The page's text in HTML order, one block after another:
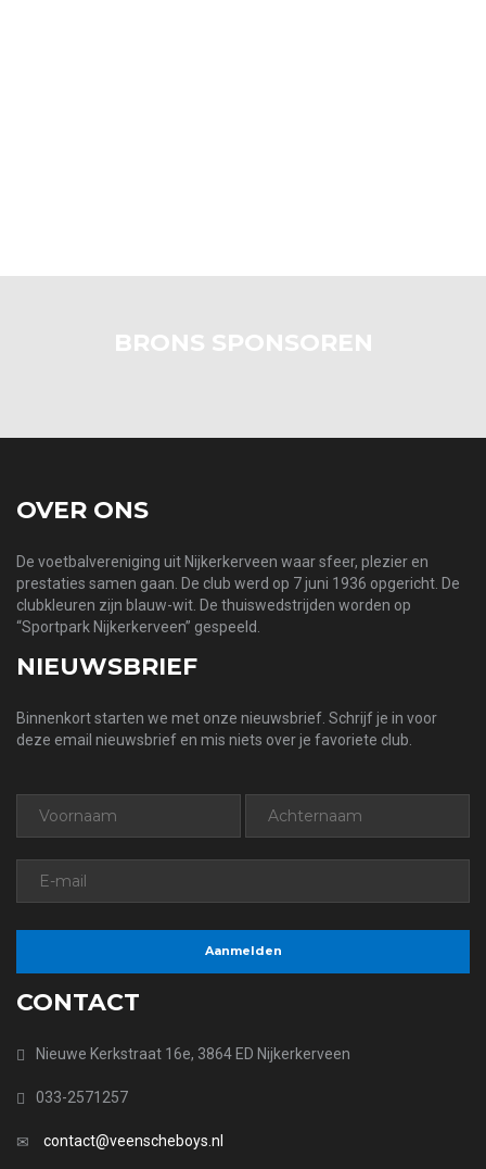
BRONS SPONSOREN
OVER ONS
De voetbalvereniging uit Nijkerkerveen waar sfeer, plezier en
prestaties samen gaan. De club werd op 7 juni 1936 opgericht. De
clubkleuren zijn blauw-wit. De thuiswedstrijden worden op
“Sportpark Nijkerkerveen” gespeeld.
NIEUWSBRIEF
Binnenkort starten we met onze nieuwsbrief. Schrijf je in voor
deze email nieuwsbrief en mis niets over je favoriete club.
CONTACT
Nieuwe Kerkstraat 16e, 3864 ED Nijkerkerveen
033-2571257
contact@veenscheboys.nl